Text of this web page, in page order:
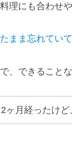
理にも合わせ
まま忘れていて
、できること
2ヶ月経ったけど